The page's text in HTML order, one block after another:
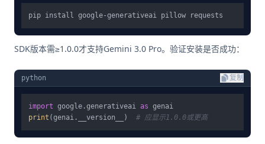
SDK版本需≥1.0.0才支持Gemini 3.0 Pro。验证安装是否成功：
python 复制
import google.generativeai as
print (genai.__version__) # 应显示1.0.0或更高